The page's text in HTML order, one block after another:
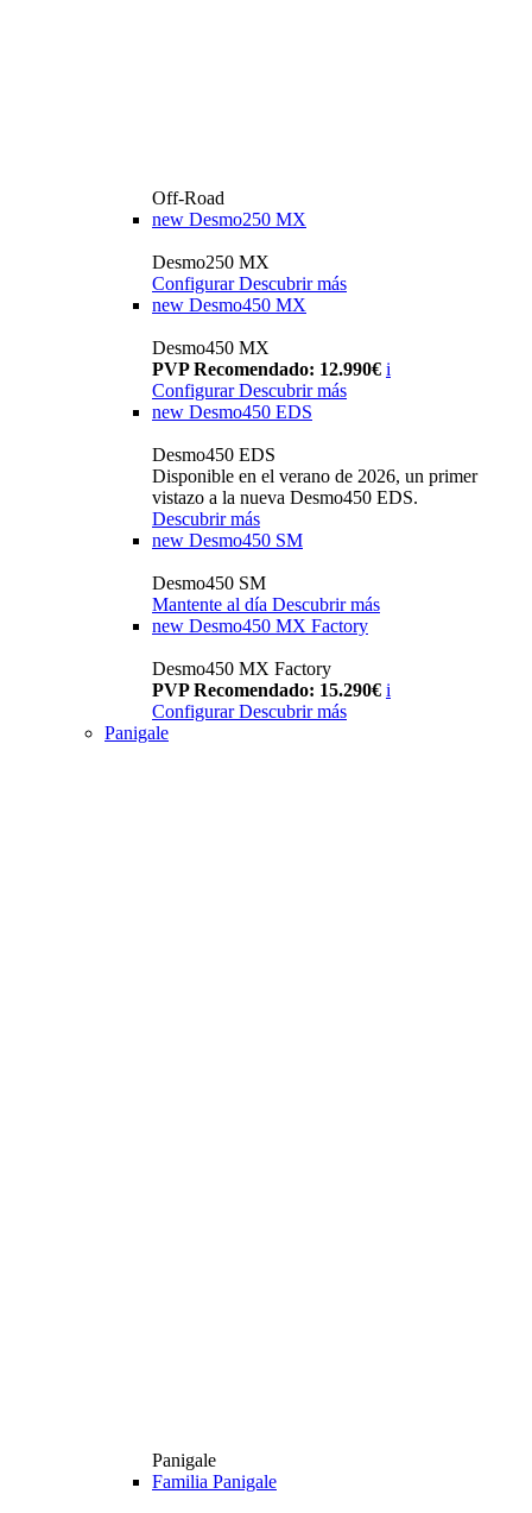
Off-Road
new Desmo250 MX
Desmo250 MX
Configurar Descubrir más
new Desmo450 MX
Desmo450 MX
PVP Recomendado: 12.990€ i
Configurar Descubrir más
new Desmo450 EDS
Desmo450 EDS
Disponible en el verano de 2026, un primer
vistazo a la nueva Desmo450 EDS.
Descubrir más
new Desmo450 SM
Desmo450 SM
Mantente al día Descubrir más
new Desmo450 MX Factory
Desmo450 MX Factory
PVP Recomendado: 15.290€ i
Configurar Descubrir más
Panigale
Panigale
Familia Panigale